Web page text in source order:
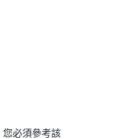
您必須參考該